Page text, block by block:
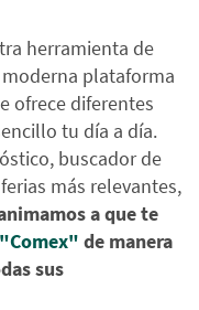
herramienta de
plataforma
ofrece diferentes
tu día a día.
buscador de
más relevantes,
a que te
"Comex" de manera
sus